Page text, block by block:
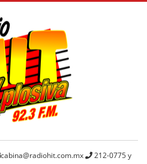
cabina@radiohit.com.mx
212-0775 y